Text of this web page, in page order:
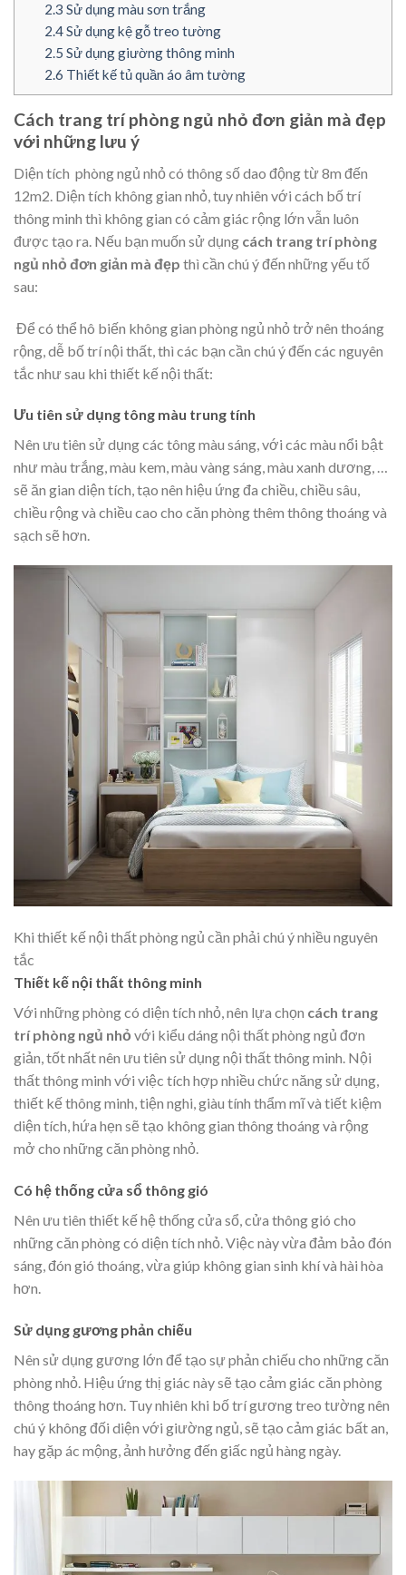
2.3 Sử dụng màu sơn trắng
2.4Sử dụng kệ gỗ treo tường
2.5 Sử dụng giường thông minh
2.6 Thiết kế tủ quần áo âm tường
Cách trang trí phòng ngủ nhỏ đơn giản mà đẹp
với những lưu ý
Diện tích phòng ngủ nhỏ có thông số dao động từ 8m đến
12m2. Diện tích không gian nhỏ, tuy nhiên với cách bố trí
thông minh thì không gian có cảm giác rộng lớn vẫn luôn
được tạo ra. Nếu bạn muốn sử dụng cách trang trí phòng
ngủ nhỏ đơn giản mà đẹp thì cần chú ý đến những yếu tố
sau:
Để có thể hô biến không gian phòng ngủ nhỏ trở nên thoáng
rộng, dễ bố trí nội thất, thì các bạn cần chú ý đến các nguyên
tắc như sau khi thiết kế nội thất:
Ưu tiên sử dụng tông màu trung tính
Nên ưu tiên sử dụng các tông màu sáng, với các màu nổi bật
như màu trắng, màu kem, màu vàng sáng, màu xanh dương, …
sẽ ăn gian diện tích, tạo nên hiệu ứng đa chiều, chiều sâu,
chiều rộng và chiều cao cho căn phòng thêm thông thoáng và
sạch sẽ hơn.
Khi thiết kế nội thất phòng ngủ cần phải chú ý nhiều nguyên
tắc
Thiết kế nội thất thông minh
Với những phòng có diện tích nhỏ, nên lựa chọn cách trang
trí phòng ngủ nhỏ với kiểu dáng nội thất phòng ngủ đơn
giản, tốt nhất nên ưu tiên sử dụng nội thất thông minh. Nội
thất thông minh với việc tích hợp nhiều chức năng sử dụng,
thiết kế thông minh, tiện nghi, giàu tính thẩm mĩ và tiết kiệm
diện tích, hứa hẹn sẽ tạo không gian thông thoáng và rộng
mở cho những căn phòng nhỏ.
Có hệ thống cửa sổ thông gió
Nên ưu tiên thiết kế hệ thống cửa sổ, cửa thông gió cho
những căn phòng có diện tích nhỏ. Việc này vừa đảm bảo đón
sáng, đón gió thoáng, vừa giúp không gian sinh khí và hài hòa
hơn.
Sử dụng gương phản chiếu
Nên sử dụng gương lớn để tạo sự phản chiếu cho những căn
phòng nhỏ. Hiệu ứng thị giác này sẽ tạo cảm giác căn phòng
thông thoáng hơn. Tuy nhiên khi bố trí gương treo tường nên
chú ý không đối diện với giường ngủ, sẽ tạo cảm giác bất an,
hay gặp ác mộng, ảnh hưởng đến giấc ngủ hàng ngày.